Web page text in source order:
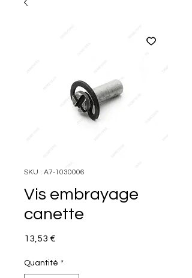
SKU : A7-1030006
Vis embrayage
canette
13,53 €
Quantité *